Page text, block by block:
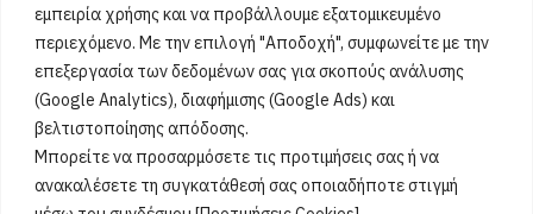
εμπειρία χρήσης και να προβάλλουμε εξατομικευμένο
περιεχόμενο. Με την επιλογή "Αποδοχή", συμφωνείτε με την
επεξεργασία των δεδομένων σας για σκοπούς ανάλυσης
(Google Analytics), διαφήμισης (Google Ads) και
βελτιστοποίησης απόδοσης.
Μπορείτε να προσαρμόσετε τις προτιμήσεις σας ή να
ανακαλέσετε τη συγκατάθεσή σας οποιαδήποτε στιγμή
Όροι Χρήσης
Πολιτική Ορθής Χρήσης
Email : info@acharnestimes.gr